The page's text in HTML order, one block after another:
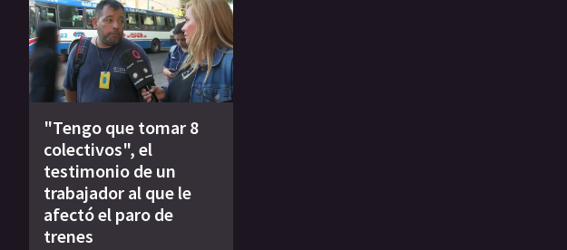
"Tengo que tomar 8
colectivos", el
testimonio de un
trabajador al que le
afectó el paro de
trenes